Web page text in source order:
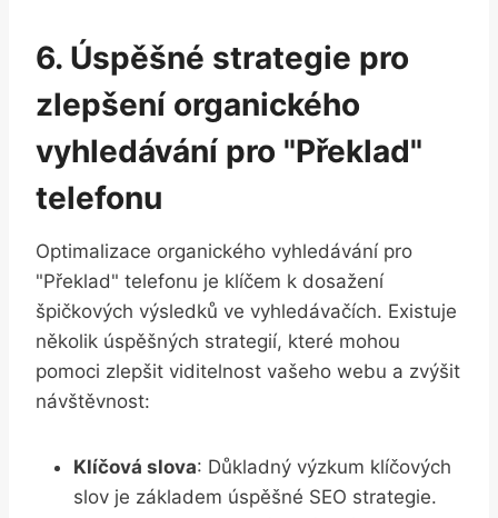
6. Úspěšné strategie pro⁢
zlepšení organického⁤
vyhledávání ‍pro "Překlad" ‍
telefonu
Optimalizace organického vyhledávání pro
"Překlad" telefonu je klíčem k⁤ dosažení
špičkových výsledků ve ⁣vyhledávačích. ⁣Existuje
⁣několik úspěšných strategií, které mohou
⁣pomoci zlepšit viditelnost vašeho webu ⁢a ‌zvýšit‍
návštěvnost:
Klíčová slova: Důkladný⁢ výzkum klíčových⁣
slov⁣ je základem úspěšné ​SEO strategie.